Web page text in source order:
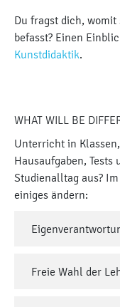
Du fragst dich,
befasst? Einen
Kunstdidaktik.
WHAT WILL BE
Unterricht in
Hausaufgaben, Tests
Studienalltag aus?
einiges ändern:
Freie Wahl der